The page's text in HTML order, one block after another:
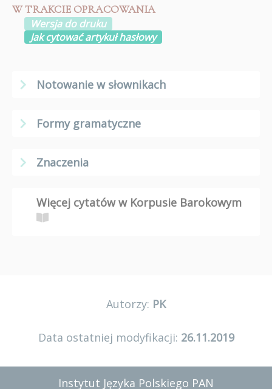
W TRAKCIE OPRACOWANIA
Wersja do druku
Jak cytować artykuł hasłowy
Notowanie w słownikach
Formy gramatyczne
Znaczenia
Więcej cytatów w Korpusie Barokowym
Autorzy: PK
Data ostatniej modyfikacji: 26.11.2019
Instytut Języka Polskiego PAN